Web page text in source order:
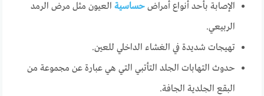
الإصابة بأحد أنواع أمراضحساسية العيون مثل مرض الرمد
الربيعي.
تهيجات شديدة في الغشاء الداخلي للعين.
حدوث التهابات الجلد التأتبي التي هي عبارة عن مجموعة من
البقع الجلدية الجافة.